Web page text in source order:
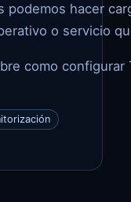
podemos hacer
o servicio
como